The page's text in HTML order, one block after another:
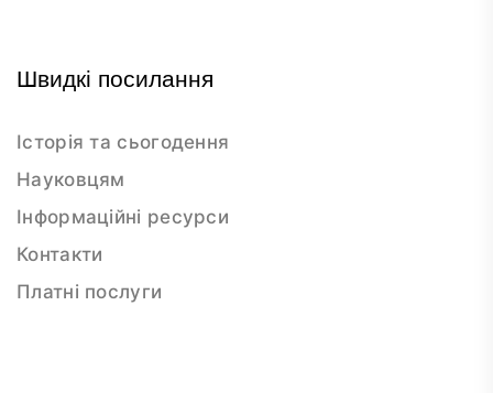
Швидкі посилання
Історія та сьогодення
Науковцям
Інформаційні ресурси
Контакти
Платні послуги